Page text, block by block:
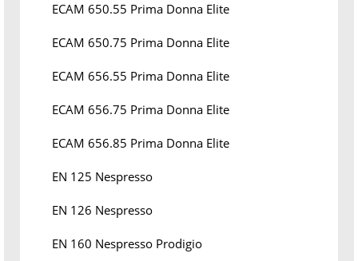
ECAM 650.55 Prima Donna Elite
ECAM 650.75 Prima Donna Elite
ECAM 656.55 Prima Donna Elite
ECAM 656.75 Prima Donna Elite
ECAM 656.85 Prima Donna Elite
EN 125 Nespresso
EN 126 Nespresso
EN 160 Nespresso Prodigio